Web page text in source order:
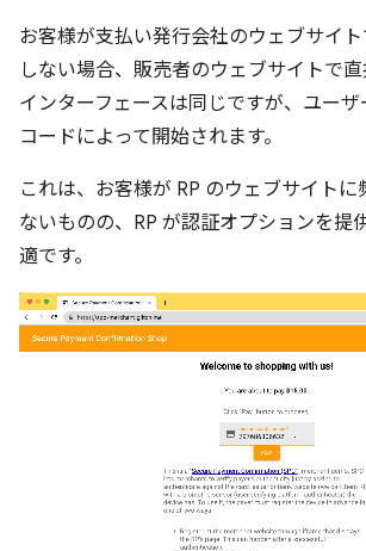
お客様が支払い発行会社のウェブサイ
しない場合、販売者のウェブサイトで直
インターフェースは同じですが、ユーザ
コードによって開始されます。
これは、お客様が RP のウェブサイトに
ないものの、RP が認証オプションを提
適です。